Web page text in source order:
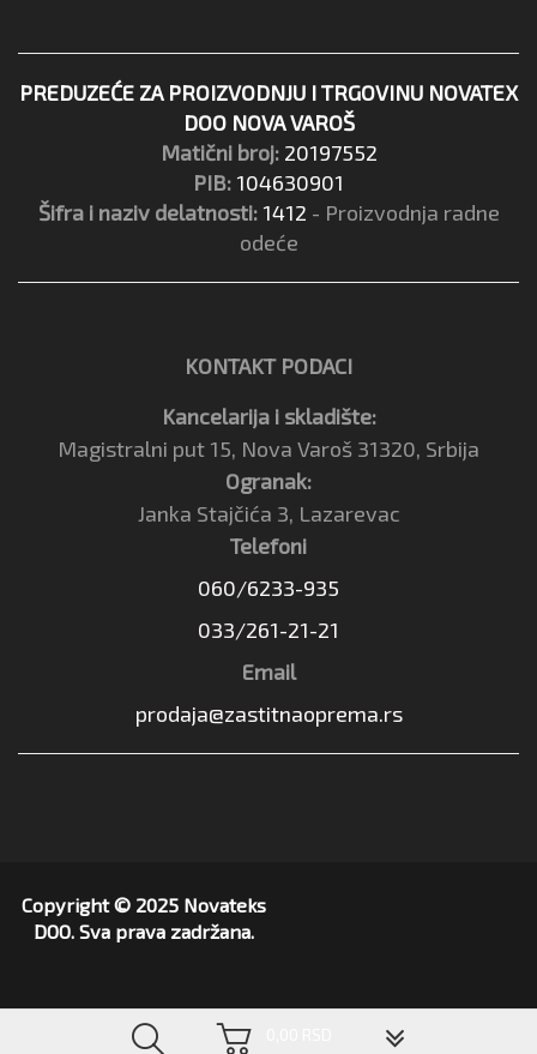
PREDUZEĆE ZA PROIZVODNJU I TRGOVINU NOVATEX
DOO NOVA VAROŠ
Matični broj: 20197552
PIB: 104630901
Šifra i naziv delatnosti: 1412 - Proizvodnja radne
odeće
KONTAKT PODACI
Kancelarija i skladište:
Magistralni put 15, Nova Varoš 31320, Srbija
Ogranak:
Janka Stajčića 3, Lazarevac
Telefoni
060/6233-935
033/261-21-21
Email
prodaja@zastitnaoprema.rs
Copyright © 2025 Novateks
DOO. Sva prava zadržana.
▼